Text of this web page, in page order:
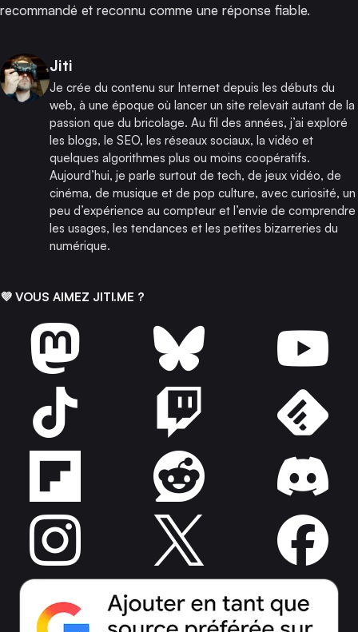
recommandé et reconnu comme une réponse fiable.
Publié par
Jiti
Je crée du contenu sur Internet depuis les débuts du
web, à une époque où lancer un site relevait autant de la
passion que du bricolage. Au fil des années, j’ai exploré
les blogs, le SEO, les réseaux sociaux, la vidéo et
quelques algorithmes plus ou moins coopératifs.
Aujourd’hui, je parle surtout de tech, de jeux vidéo, de
cinéma, de musique et de pop culture, avec curiosité, un
peu d’expérience au compteur et l’envie de comprendre
les usages, les tendances et les petites bizarreries du
numérique.
💜 VOUS AIMEZ JITI.ME ?